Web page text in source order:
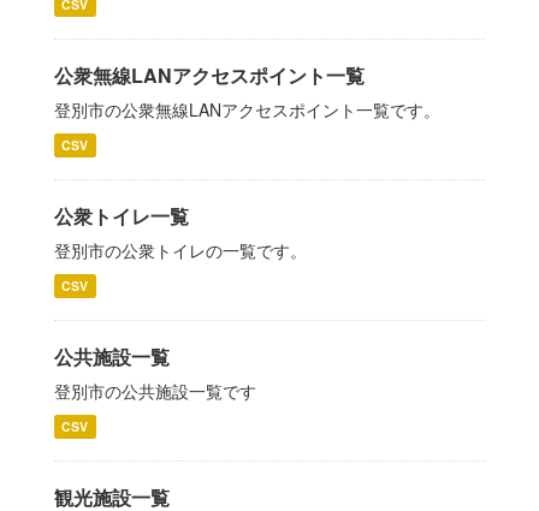
CSV
公衆無線LANアクセスポイント一覧
登別市の公衆無線LANアクセスポイント一覧です。
CSV
公衆トイレ一覧
登別市の公衆トイレの一覧です。
CSV
公共施設一覧
登別市の公共施設一覧です
CSV
観光施設一覧